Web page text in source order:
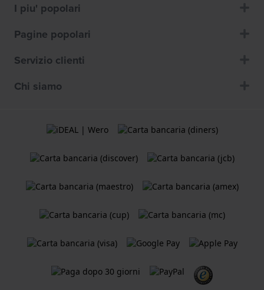
I piu' popolari
Pagine popolari
Servizio clienti
Chi siamo